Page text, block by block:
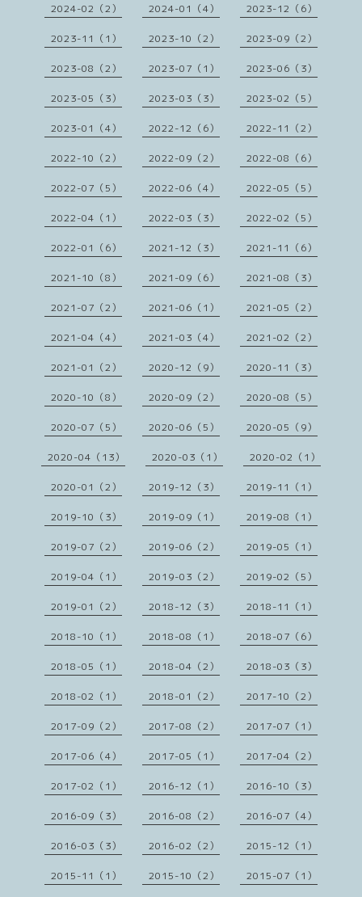
2024-02（2） 2024-01（4） 2023-12（6）
2023-11（1） 2023-10（2） 2023-09（2）
2023-08（2） 2023-07（1） 2023-06（3）
2023-05（3） 2023-03（3） 2023-02（5）
2023-01（4） 2022-12（6） 2022-11（2）
2022-10（2） 2022-09（2） 2022-08（6）
2022-07（5） 2022-06（4） 2022-05（5）
2022-04（1） 2022-03（3） 2022-02（5）
2022-01（6） 2021-12（3） 2021-11（6）
2021-10（8） 2021-09（6） 2021-08（3）
2021-07（2） 2021-06（1） 2021-05（2）
2021-04（4） 2021-03（4） 2021-02（2）
2021-01（2） 2020-12（9） 2020-11（3）
2020-10（8） 2020-09（2） 2020-08（5）
2020-07（5） 2020-06（5） 2020-05（9）
2020-04（13） 2020-03（1） 2020-02（1）
2020-01（2） 2019-12（3） 2019-11（1）
2019-10（3） 2019-09（1） 2019-08（1）
2019-07（2） 2019-06（2） 2019-05（1）
2019-04（1） 2019-03（2） 2019-02（5）
2019-01（2） 2018-12（3） 2018-11（1）
2018-10（1） 2018-08（1） 2018-07（6）
2018-05（1） 2018-04（2） 2018-03（3）
2018-02（1） 2018-01（2） 2017-10（2）
2017-09（2） 2017-08（2） 2017-07（1）
2017-06（4） 2017-05（1） 2017-04（2）
2017-02（1） 2016-12（1） 2016-10（3）
2016-09（3） 2016-08（2） 2016-07（4）
2016-03（3） 2016-02（2） 2015-12（1）
2015-11（1） 2015-10（2） 2015-07（1）